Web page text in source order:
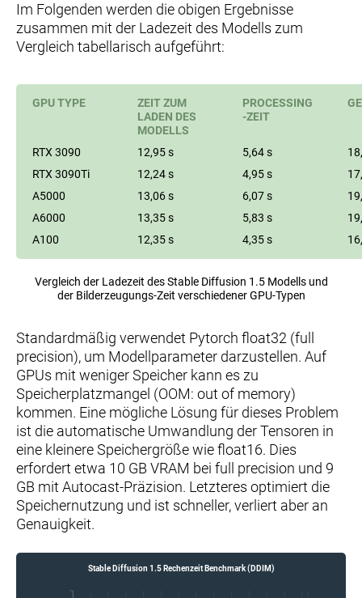
Im Folgenden werden die obigen Ergebnisse
zusammen mit der Ladezeit des Modells zum
Vergleich tabellarisch aufgeführt:
GPU TYPE
ZEIT ZUM
LADEN DES
MODELLS
PROCESSING
-ZEIT
RTX 3090 12,95 s 5,64 s
RTX 3090Ti
12,24 s 4,95 s
A5000
13,06 s 6,07 s
A6000
13,35 s 5,83 s
A100
12,35 s 4,35 s
Vergleich der Ladezeit des Stable Diffusion 1.5 Modells und
der Bilderzeugungs-Zeit verschiedener GPU-Typen
Standardmäßig verwendet Pytorch float32 (full
precision), um Modellparameter darzustellen. Auf
GPUs mit weniger Speicher kann es zu
Speicherplatzmangel (OOM: out of memory)
kommen. Eine mögliche Lösung für dieses Problem
ist die automatische Umwandlung der Tensoren in
eine kleinere Speichergröße wie float16. Dies
erfordert etwa 10 GB VRAM bei full precision und 9
GB mit Autocast-Präzision. Letzteres optimiert die
Speichernutzung und ist schneller, verliert aber an
Genauigkeit.
Stable Diffusion 1.5 Rechenzeit Benchmark (DDIM)